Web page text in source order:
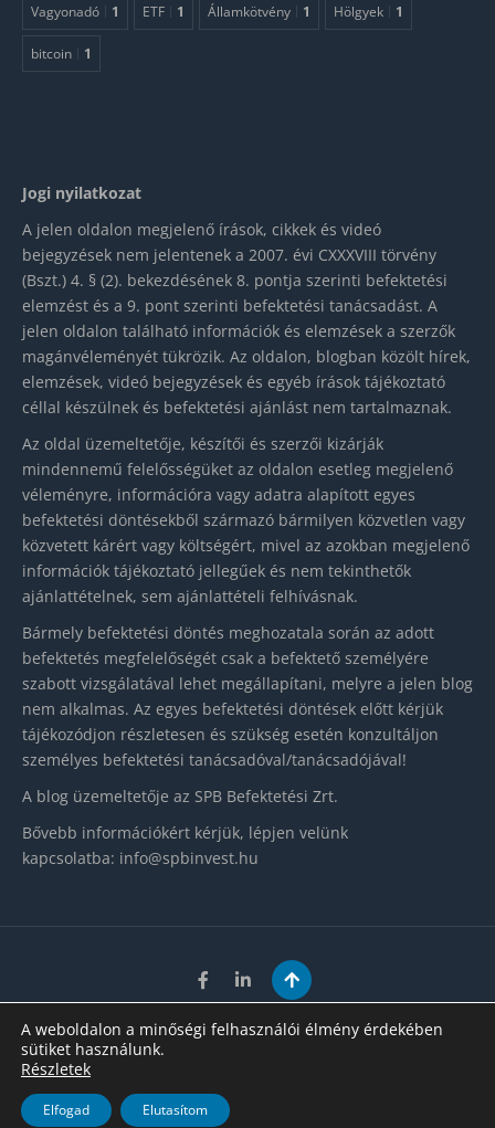
Tisztelettel tájékoztatjuk, hogy weboldalunkon cookie-kat
alkalmazunk a releváns felhasználói tartalom biztosítása
Vagyonadó 1 ETF 1 Államkötvény 1 Hölgyek 1
bitcoin 1
Jogi nyilatkozat
A jelen oldalon megjelenő írások, cikkek és videó
bejegyzések nem jelentenek a 2007. évi CXXXVIII törvény
(Bszt.) 4. § (2). bekezdésének 8. pontja szerinti befektetési
elemzést és a 9. pont szerinti befektetési tanácsadást. A
jelen oldalon található információk és elemzések a szerzők
magánvéleményét tükrözik. Az oldalon, blogban közölt hírek,
elemzések, videó bejegyzések és egyéb írások tájékoztató
céllal készülnek és befektetési ajánlást nem tartalmaznak.
Az oldal üzemeltetője, készítői és szerzői kizárják
mindennemű felelősségüket az oldalon esetleg megjelenő
véleményre, információra vagy adatra alapított egyes
befektetési döntésekből származó bármilyen közvetlen vagy
közvetett kárért vagy költségért, mivel az azokban megjelenő
információk tájékoztató jellegűek és nem tekinthetők
ajánlattételnek, sem ajánlattételi felhívásnak.
Bármely befektetési döntés meghozatala során az adott
befektetés megfelelőségét csak a befektető személyére
szabott vizsgálatával lehet megállapítani, melyre a jelen blog
nem alkalmas. Az egyes befektetési döntések előtt kérjük
tájékozódjon részletesen és szükség esetén konzultáljon
személyes befektetési tanácsadóval/tanácsadójával!
A blog üzemeltetője az SPB Befektetési Zrt.
Bővebb információkért kérjük, lépjen velünk
kapcsolatba: info@spbinvest.hu
Adatkezelés|Impresszum
Copyright 2023. SPB Befektetési Zrt. Szakmai blog. Minden
Created by
A weboldalon a minőségi felhasználói élmény érdekében
sütiket használunk.
Részletek
Elfogad Elutasítom